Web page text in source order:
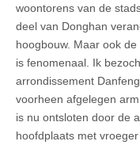
woontorens van de
deel van Donghan
hoogbouw. Maar ook
is fenomenaal. Ik
arrondissement
voorheen afgelegen
is nu ontsloten door de
hoofdplaats met